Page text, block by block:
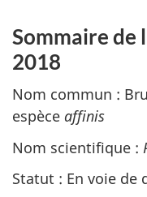
Sommaire de
2018
Nom commun :
espèce affinis
Nom scientifique :
Statut : En voie de